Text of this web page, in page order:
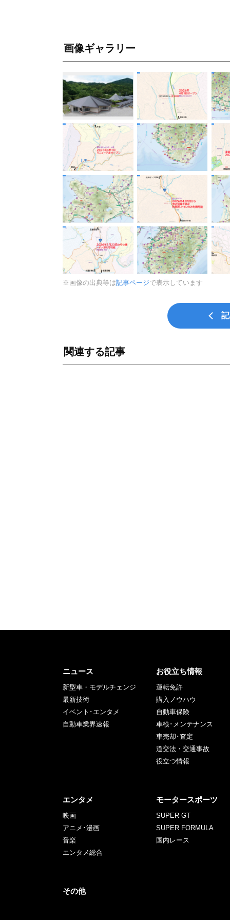
画像ギャラリー
※画像の出典等は記事ページで表示しています
関連する記事
ニュース
新型車・モデルチェンジ
最新技術
イベント･エンタメ
自動車業界速報
お役立ち情報
運転免許
購入ノウハウ
自動車保険
車検･メンテナンス
車売却･査定
道交法・交通事故
役立つ情報
エンタメ
映画
アニメ･漫画
音楽
エンタメ総合
モータースポーツ
SUPER GT
SUPER FORMULA
国内レース
その他